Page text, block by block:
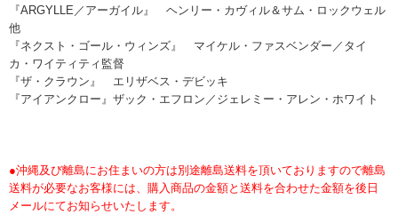
『ARGYLLE／アーガイル』 ヘンリー・カヴィル＆サム・ロックウェル
他
『ネクスト・ゴール・ウィンズ』 マイケル・ファスベンダー／タイ
カ・ワイティティ監督
『ザ・クラウン』 エリザベス・デビッキ
『アイアンクロー』ザック・エフロン／ジェレミー・アレン・ホワイト
●沖縄及び離島にお住まいの方は別途離島送料を頂いておりますので離島
送料が必要なお客様には、購入商品の金額と送料を合わせた金額を後日
メールにてお知らせいたします。